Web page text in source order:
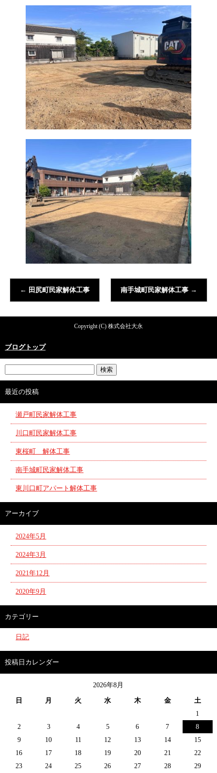
← 田尻町民家解体工事 南手城町民家解体工事 →
Copyright (C) 株式会社大永
ブログトップ
最近の投稿
瀬戸町民家解体工事
川口町民家解体工事
東桜町 解体工事
南手城町民家解体工事
東川口町アパート解体工事
アーカイブ
2024年5月
2024年3月
2021年12月
2020年9月
カテゴリー
日記
投稿日カレンダー
2026年8月
日 月 火 水 木 金
土
1
2
3 4 5 6 7
8
9
10 11 12 13 14
15
16
17 18 19 20 21
22
23
24 25 26 27 28 29